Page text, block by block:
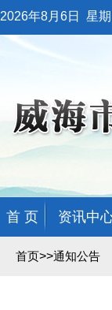
2026年8月6日 星
首 页 资讯中
首页>>通知公告